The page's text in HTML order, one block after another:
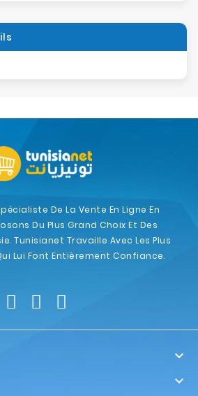
De La Vente En Ligne En
Du Plus Grand Choix Et Des
Tunisianet Travaille Avec Les Plus
Lui Font Entièrement Confiance.

